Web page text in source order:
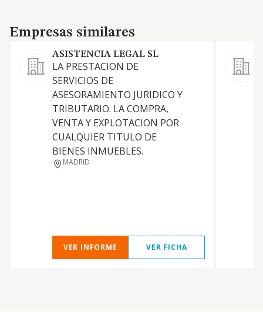
Empresas similares
Empresas similares
ASISTENCIA LEGAL SL
LA PRESTACION DE
SERVICIOS DE
ASESORAMIENTO JURIDICO Y
TRIBUTARIO. LA COMPRA,
VENTA Y EXPLOTACION POR
CUALQUIER TITULO DE
BIENES INMUEBLES.
MADRID
VER INFORME VER FICHA